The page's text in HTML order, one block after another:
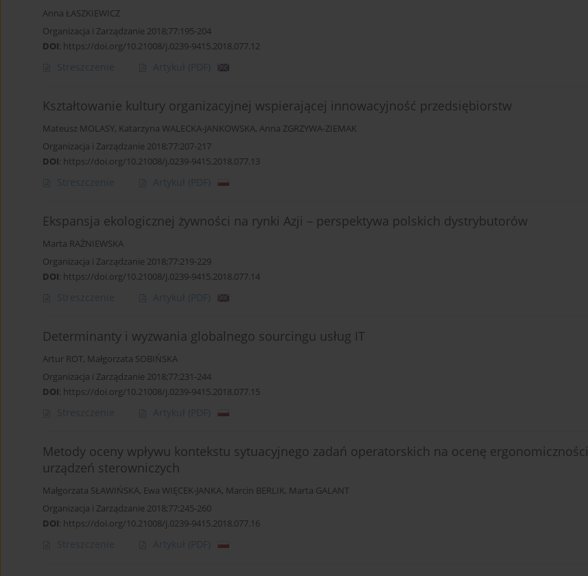
Anna ŁASZKIEWICZ
Organizacja i Zarządzanie 2018;77:195-204
DOI: https://doi.org/10.21008/j.0239-9415.2018.077.12
Streszczenie Artykuł (PDF)
Kształtowanie kultury organizacyjnej wspierającej innowacyjność przedsiębiorstw
Mateusz MOLASY, Katarzyna WALECKA-JANKOWSKA, Anna ZGRZYWA-ZIEMAK
Organizacja i Zarządzanie 2018;77:207-217
DOI: https://doi.org/10.21008/j.0239-9415.2018.077.13
Streszczenie Artykuł (PDF)
Ekspansja ekologicznej żywności na rynki Azji – perspektywa polskich dystrybutorów
Marta RAŹNIEWSKA
Organizacja i Zarządzanie 2018;77:219-229
DOI: https://doi.org/10.21008/j.0239-9415.2018.077.14
Streszczenie Artykuł (PDF)
Determinanty i wyzwania globalnego sourcingu usług IT
Artur ROT, Małgorzata SOBIŃSKA
Organizacja i Zarządzanie 2018;77:231-244
DOI: https://doi.org/10.21008/j.0239-9415.2018.077.15
Streszczenie Artykuł (PDF)
Metody oceny wpływu kontekstu sytuacyjnego zadań operatorskich na ocenę ergonomiczności
urządzeń sterowniczych
Małgorzata SŁAWIŃSKA, Ewa WIĘCEK-JANKA, Marcin BERLIK, Marta GALANT
Organizacja i Zarządzanie 2018;77:245-260
DOI: https://doi.org/10.21008/j.0239-9415.2018.077.16
Streszczenie Artykuł (PDF)